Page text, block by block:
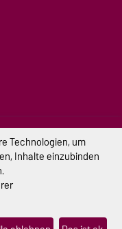
Technologien, um
Inhalte einzubinden